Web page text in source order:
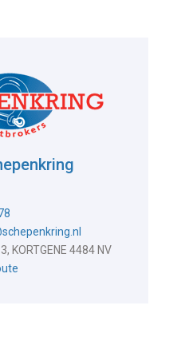
KORTGENE 4484 NV